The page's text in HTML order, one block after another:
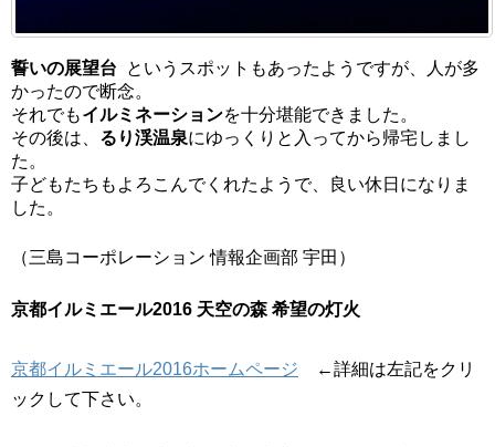
誓いの展望台
というスポットもあったようですが、人が多
かったので断念。
それでもイルミネーションを十分堪能できました。
その後は、 るり渓温泉にゆっくりと入ってから帰宅しまし
た。
子どもたちもよろこんでくれたようで、良い休日になりま
した。
（三島コーポレーション 情報企画部 宇田）
京都イルミエール2016 天空の森 希望の灯火
京都イルミエール2016ホームページ ←詳細は左記をクリ
ックして下さい。